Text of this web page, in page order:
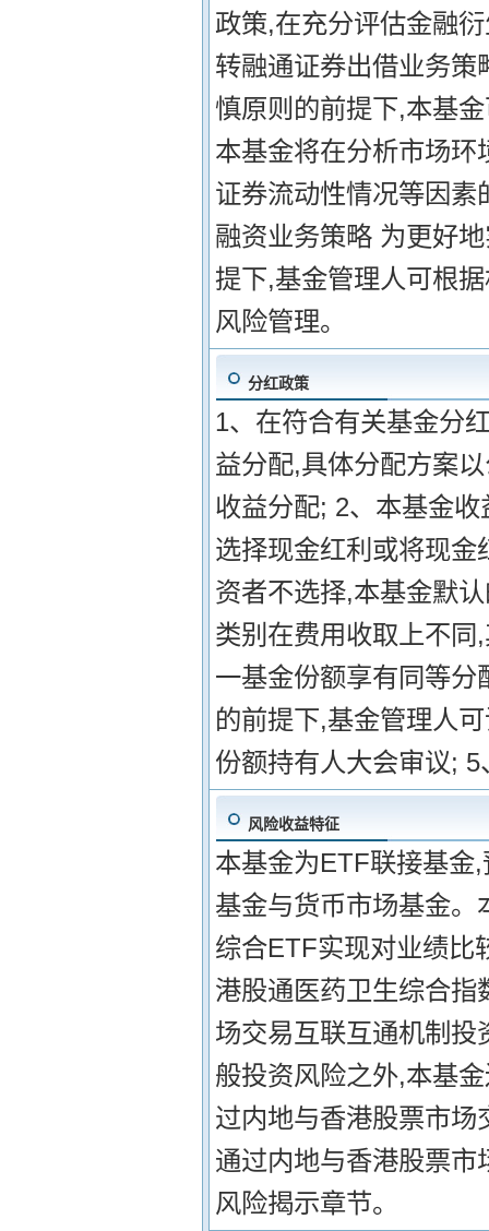
政策,在充分评估金融
转融通证券出借业务
慎原则的前提下,本基
本基金将在分析市场
证券流动性情况等因
融资业务策略 为更好
提下,基金管理人可根
风险管理。
分红政策
1、在符合有关基金分
益分配,具体分配方案
收益分配; 2、本基金
选择现金红利或将现
资者不选择,本基金默
类别在费用收取上不
一基金份额享有同等
的前提下,基金管理人
份额持有人大会审议;
风险收益特征
本基金为ETF联接基金
基金与货币市场基金
综合ETF实现对业绩比
港股通医药卫生综合
场交易互联互通机制
般投资风险之外,本基
过内地与香港股票市
通过内地与香港股票
风险揭示章节。